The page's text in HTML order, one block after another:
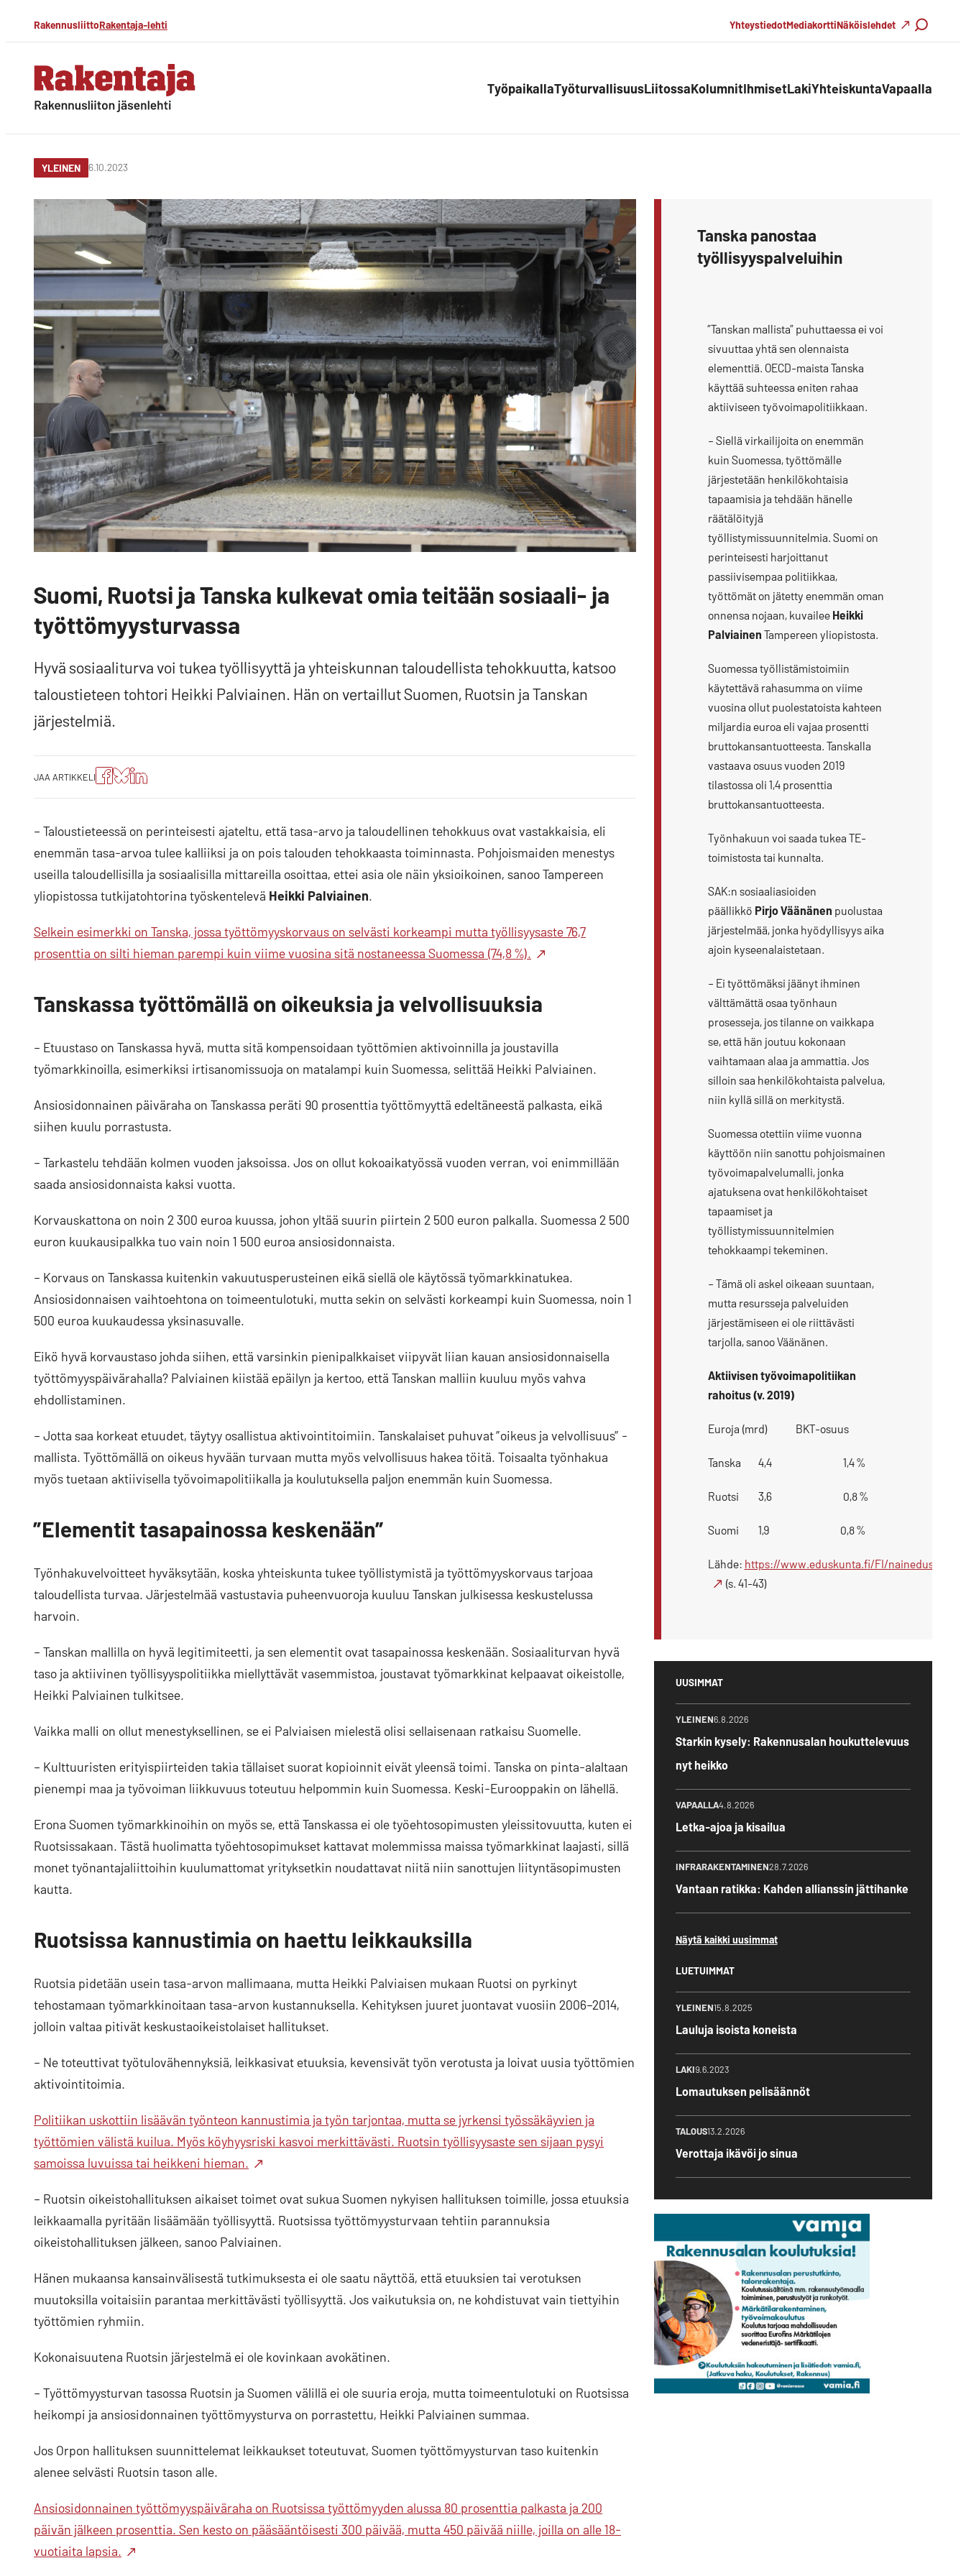
Siirry
suoraan
sisältöön
RakennusliittoRakentaja-lehti YhteystiedotMediakorttiNäköislehdet
Haku
Rakentaja-lehti TyöpaikallaTyöturvallisuusLiitossaKolumnitIhmisetLakiYhteiskuntaVapaalla
YLEINEN 6.10.2023
Suomi, Ruotsi ja Tanska kulkevat omia teitään sosiaali- ja
työttömyysturvassa
Hyvä sosiaaliturva voi tukea työllisyyttä ja yhteiskunnan taloudellista tehokkuutta, katsoo
taloustieteen tohtori Heikki Palviainen. Hän on vertaillut Suomen, Ruotsin ja Tanskan
järjestelmiä.
JAA ARTIKKELI
JaaJaaJako:
– Taloustieteessä on perinteisesti ajateltu, että tasa-arvo ja taloudellinen tehokkuus ovat vastakkaisia, eli
enemmän tasa-arvoa tulee kalliiksi ja on pois talouden tehokkaasta toiminnasta. Pohjoismaiden menestys
useilla taloudellisilla ja sosiaalisilla mittareilla osoittaa, ettei asia ole näin yksioikoinen, sanoo Tampereen
yliopistossa tutkijatohtorina työskentelevä Heikki Palviainen.
Selkein esimerkki on Tanska, jossa työttömyyskorvaus on selvästi korkeampi mutta työllisyysaste 76,7
prosenttia on silti hieman parempi kuin viime vuosina sitä nostaneessa Suomessa (74,8 %).
Tanskassa työttömällä on oikeuksia ja velvollisuuksia
– Etuustaso on Tanskassa hyvä, mutta sitä kompensoidaan työttömien aktivoinnilla ja joustavilla
työmarkkinoilla, esimerkiksi irtisanomissuoja on matalampi kuin Suomessa, selittää Heikki Palviainen.
Ansiosidonnainen päiväraha on Tanskassa peräti 90 prosenttia työttömyyttä edeltäneestä palkasta, eikä
siihen kuulu porrastusta.
– Tarkastelu tehdään kolmen vuoden jaksoissa. Jos on ollut kokoaikatyössä vuoden verran, voi enimmillään
saada ansiosidonnaista kaksi vuotta.
Korvauskattona on noin 2 300 euroa kuussa, johon yltää suurin piirtein 2 500 euron palkalla. Suomessa 2 500
euron kuukausipalkka tuo vain noin 1 500 euroa ansiosidonnaista.
– Korvaus on Tanskassa kuitenkin vakuutusperusteinen eikä siellä ole käytössä työmarkkinatukea.
Ansiosidonnaisen vaihtoehtona on toimeentulotuki, mutta sekin on selvästi korkeampi kuin Suomessa, noin 1
500 euroa kuukaudessa yksinasuvalle.
Eikö hyvä korvaustaso johda siihen, että varsinkin pienipalkkaiset viipyvät liian kauan ansiosidonnaisella
työttömyyspäivärahalla? Palviainen kiistää epäilyn ja kertoo, että Tanskan malliin kuuluu myös vahva
ehdollistaminen.
– Jotta saa korkeat etuudet, täytyy osallistua aktivointitoimiin. Tanskalaiset puhuvat ”oikeus ja velvollisuus” -
mallista. Työttömällä on oikeus hyvään turvaan mutta myös velvollisuus hakea töitä. Toisaalta työnhakua
myös tuetaan aktiivisella työvoimapolitiikalla ja koulutuksella paljon enemmän kuin Suomessa.
”Elementit tasapainossa keskenään”
Työnhakuvelvoitteet hyväksytään, koska yhteiskunta tukee työllistymistä ja työttömyyskorvaus tarjoaa
taloudellista turvaa. Järjestelmää vastustavia puheenvuoroja kuuluu Tanskan julkisessa keskustelussa
harvoin.
– Tanskan mallilla on hyvä legitimiteetti, ja sen elementit ovat tasapainossa keskenään. Sosiaaliturvan hyvä
taso ja aktiivinen työllisyyspolitiikka miellyttävät vasemmistoa, joustavat työmarkkinat kelpaavat oikeistolle,
Heikki Palviainen tulkitsee.
Vaikka malli on ollut menestyksellinen, se ei Palviaisen mielestä olisi sellaisenaan ratkaisu Suomelle.
– Kulttuuristen erityispiirteiden takia tällaiset suorat kopioinnit eivät yleensä toimi. Tanska on pinta-alaltaan
pienempi maa ja työvoiman liikkuvuus toteutuu helpommin kuin Suomessa. Keski-Eurooppakin on lähellä.
Erona Suomen työmarkkinoihin on myös se, että Tanskassa ei ole työehtosopimusten yleissitovuutta, kuten ei
Ruotsissakaan. Tästä huolimatta työehtosopimukset kattavat molemmissa maissa työmarkkinat laajasti, sillä
monet työnantajaliittoihin kuulumattomat yrityksetkin noudattavat niitä niin sanottujen liityntäsopimusten
kautta.
Ruotsissa kannustimia on haettu leikkauksilla
Ruotsia pidetään usein tasa-arvon mallimaana, mutta Heikki Palviaisen mukaan Ruotsi on pyrkinyt
tehostamaan työmarkkinoitaan tasa-arvon kustannuksella. Kehityksen juuret juontavat vuosiin 2006–2014,
jolloin valtaa pitivät keskustaoikeistolaiset hallitukset.
– Ne toteuttivat työtulovähennyksiä, leikkasivat etuuksia, kevensivät työn verotusta ja loivat uusia työttömien
aktivointitoimia.
Politiikan uskottiin lisäävän työnteon kannustimia ja työn tarjontaa, mutta se jyrkensi työssäkäyvien ja
työttömien välistä kuilua. Myös köyhyysriski kasvoi merkittävästi. Ruotsin työllisyysaste sen sijaan pysyi
samoissa luvuissa tai heikkeni hieman.
– Ruotsin oikeistohallituksen aikaiset toimet ovat sukua Suomen nykyisen hallituksen toimille, jossa etuuksia
leikkaamalla pyritään lisäämään työllisyyttä. Ruotsissa työttömyysturvaan tehtiin parannuksia
oikeistohallituksen jälkeen, sanoo Palviainen.
Hänen mukaansa kansainvälisestä tutkimuksesta ei ole saatu näyttöä, että etuuksien tai verotuksen
muutoksilla voitaisiin parantaa merkittävästi työllisyyttä. Jos vaikutuksia on, ne kohdistuvat vain tiettyihin
työttömien ryhmiin.
Kokonaisuutena Ruotsin järjestelmä ei ole kovinkaan avokätinen.
– Työttömyysturvan tasossa Ruotsin ja Suomen välillä ei ole suuria eroja, mutta toimeentulotuki on Ruotsissa
heikompi ja ansiosidonnainen työttömyysturva on porrastettu, Heikki Palviainen summaa.
Jos Orpon hallituksen suunnittelemat leikkaukset toteutuvat, Suomen työttömyysturvan taso kuitenkin
alenee selvästi Ruotsin tason alle.
Ansiosidonnainen työttömyyspäiväraha on Ruotsissa työttömyyden alussa 80 prosenttia palkasta ja 200
päivän jälkeen prosenttia. Sen kesto on pääsääntöisesti 300 päivää, mutta 450 päivää niille, joilla on alle 18-
vuotiaita lapsia.
Tanska panostaa
työllisyyspalveluihin
”Tanskan mallista” puhuttaessa ei voi
sivuuttaa yhtä sen olennaista
elementtiä. OECD-maista Tanska
käyttää suhteessa eniten rahaa
aktiiviseen työvoimapolitiikkaan.
– Siellä virkailijoita on enemmän
kuin Suomessa, työttömälle
järjestetään henkilökohtaisia
tapaamisia ja tehdään hänelle
räätälöityjä
työllistymissuunnitelmia. Suomi on
perinteisesti harjoittanut
passiivisempaa politiikkaa,
työttömät on jätetty enemmän oman
onnensa nojaan, kuvailee Heikki
Palviainen Tampereen yliopistosta.
Suomessa työllistämistoimiin
käytettävä rahasumma on viime
vuosina ollut puolestatoista kahteen
miljardia euroa eli vajaa prosentti
bruttokansantuotteesta. Tanskalla
vastaava osuus vuoden 2019
tilastossa oli 1,4 prosenttia
bruttokansantuotteesta.
Työnhakuun voi saada tukea TE-
toimistosta tai kunnalta.
SAK:n sosiaaliasioiden
päällikkö Pirjo Väänänen puolustaa
järjestelmää, jonka hyödyllisyys aika
ajoin kyseenalaistetaan.
– Ei työttömäksi jäänyt ihminen
välttämättä osaa työnhaun
prosesseja, jos tilanne on vaikkapa
se, että hän joutuu kokonaan
vaihtamaan alaa ja ammattia. Jos
silloin saa henkilökohtaista palvelua,
niin kyllä sillä on merkitystä.
Suomessa otettiin viime vuonna
käyttöön niin sanottu pohjoismainen
työvoimapalvelumalli, jonka
ajatuksena ovat henkilökohtaiset
tapaamiset ja
työllistymissuunnitelmien
tehokkaampi tekeminen.
– Tämä oli askel oikeaan suuntaan,
mutta resursseja palveluiden
järjestämiseen ei ole riittävästi
tarjolla, sanoo Väänänen.
Aktiivisen työvoimapolitiikan
rahoitus (v. 2019)
Euroja (mrd) BKT-osuus
Tanska 4,4 1,4 %
Ruotsi 3,6 0,8 %
Suomi 1,9 0,8 %
Lähde: https://www.eduskunta.fi/FI/
(s. 41-43)
UUSIMMAT
YLEINEN6.8.2026
Starkin kysely: Rakennusalan houkuttelevuus
nyt heikko
VAPAALLA4.8.2026
Letka-ajoa ja kisailua
INFRARAKENTAMINEN28.7.2026
Vantaan ratikka: Kahden allianssin jättihanke
Näytä kaikki uusimmat
LUETUIMMAT
YLEINEN15.8.2025
Lauluja isoista koneista
LAKI9.6.2023
Lomautuksen pelisäännöt
TALOUS13.2.2026
Verottaja ikävöi jo sinua